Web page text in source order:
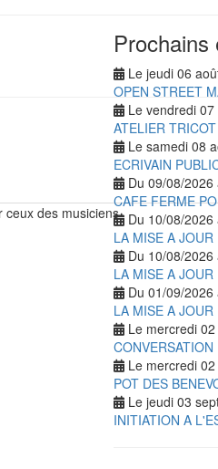
ceux des musiciens
Prochains
Le jeudi 06
OPEN STREET
Le vendredi
ATELIER
Le samedi 08
ECRIVAIN
Du 09/08/
CAFE FERME
Du 10/08/
LA MISE A
Du 10/08/
LA MISE A
Du 01/09/
LA MISE A
Le mercredi
Le mercredi
POT DES
Le jeudi 03
INITIATION A